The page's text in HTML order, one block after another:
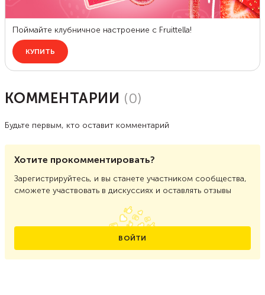
КОММЕНТАРИИ (0)
Будьте первым, кто оставит комментарий
Хотите прокомментировать?
Зарегистрируйтесь, и вы станете участником сообщества,
сможете участвовать в дискуссиях и оставлять отзывы
ВОЙТИ